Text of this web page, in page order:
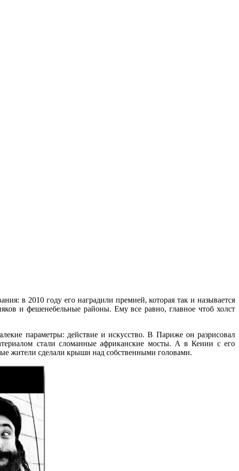
в 2010 году его наградили премией, которая так и называется
и фешенебельные районы. Ему все равно, главное чтоб холст
параметры: действие и искусство. В Париже он разрисовал
стали сломанные африканские мосты. А в Кении с его
жители сделали крыши над собственными головами.